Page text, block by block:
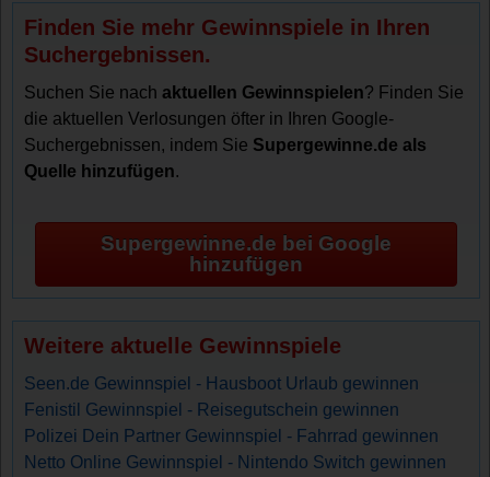
Finden Sie mehr Gewinnspiele in Ihren
Suchergebnissen.
Suchen Sie nachaktuellen Gewinnspielen? Finden Sie
die aktuellen Verlosungen öfter in Ihren Google-
Suchergebnissen, indem Sie Supergewinne.de als
Quelle hinzufügen.
Supergewinne.de bei Google
hinzufügen
Weitere aktuelle Gewinnspiele
Seen.de Gewinnspiel - Hausboot Urlaub gewinnen
Fenistil Gewinnspiel - Reisegutschein gewinnen
Polizei Dein Partner Gewinnspiel - Fahrrad gewinnen
Netto Online Gewinnspiel - Nintendo Switch gewinnen